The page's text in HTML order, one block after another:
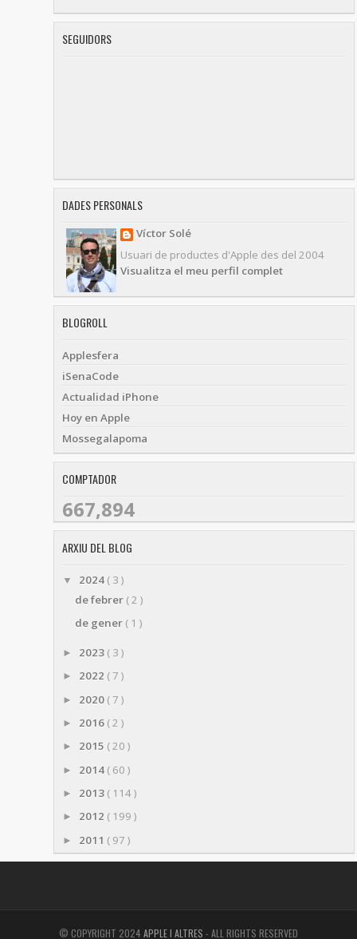
SEGUIDORS
DADES PERSONALS
Víctor Solé
Usuari de productes d'Apple des del 2004
Visualitza el meu perfil complet
BLOGROLL
Applesfera
iSenaCode
Actualidad iPhone
Hoy en Apple
Mossegalapoma
COMPTADOR
667,894
ARXIU DEL BLOG
▼ 2024 ( 3 )
de febrer ( 2 )
de gener ( 1 )
► 2023 ( 3 )
► 2022 ( 7 )
► 2020 ( 7 )
► 2016 ( 2 )
► 2015 ( 20 )
► 2014 ( 60 )
► 2013 ( 114 )
► 2012 ( 199 )
► 2011 ( 97 )
© COPYRIGHT 2024 APPLE I ALTRES - ALL RIGHTS RESERVED